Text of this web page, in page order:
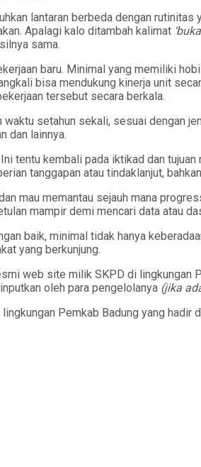
lantaran berbeda dengan
Apalagi kalo ditambah kalimat
sama.
baru. Minimal yang memiliki
bisa mendukung kinerja unit
tersebut secara berkala.
setahun sekali, sesuai dengan
dan lainnya.
tentu kembali pada iktikad dan
tanggapan atau tindaklanjut,
mau memantau sejauh mana
mampir demi mencari data atau
baik, minimal tidak hanya
yang berkunjung.
web site milik SKPD di
oleh para pengelolanya (jika
Pemkab Badung yang hadir